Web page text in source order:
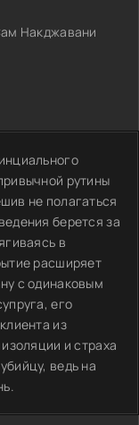
Накджавани
рутины
не полагаться
берется за
в
расширяет
с одинаковым
его
из
и страха
ведь на